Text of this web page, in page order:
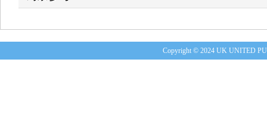
Copyright © 2024 UK UNITED